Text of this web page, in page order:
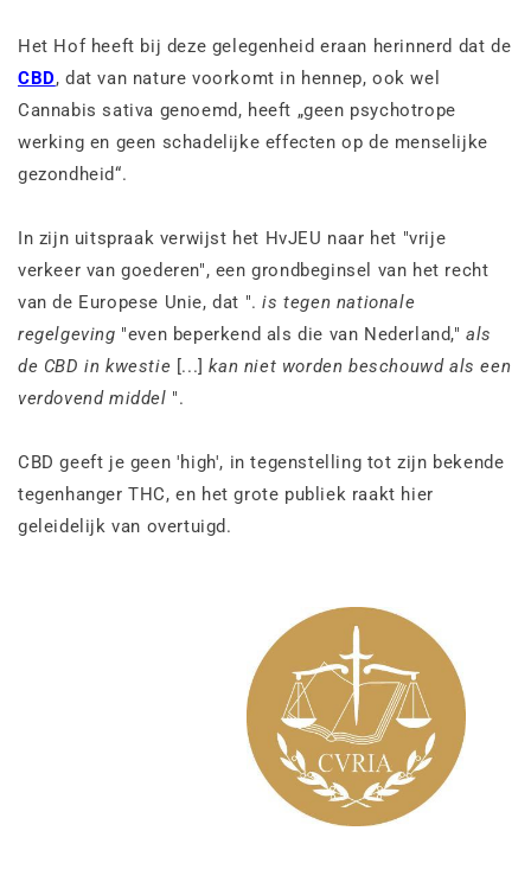
Het Hof heeft bij deze gelegenheid eraan herinnerd dat de
CBD, dat van nature voorkomt in hennep, ook wel
Cannabis sativa genoemd, heeft „geen psychotrope
werking en geen schadelijke effecten op de menselijke
gezondheid“.
In zijn uitspraak verwijst het HvJEU naar het "vrije
verkeer van goederen", een grondbeginsel van het recht
van de Europese Unie, dat ".is tegen nationale
regelgeving "even beperkend als die van Nederland,"als
de CBD in kwestie [...]kan niet worden beschouwd als een
verdovend middel ".
CBD geeft je geen 'high', in tegenstelling tot zijn bekende
tegenhanger THC, en het grote publiek raakt hier
geleidelijk van overtuigd.